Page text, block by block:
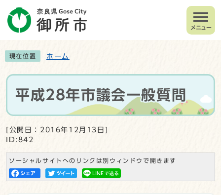
メニュー
現在位置 ホーム
平成28年市議会一般質問
[公開日：2016年12月13日]
ID:842
ソーシャルサイトへのリンクは別ウィンドウで開きます